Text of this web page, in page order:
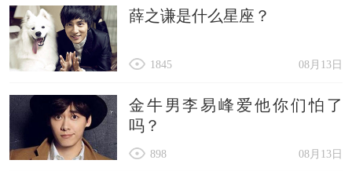
薛之谦是什么星座？
08月13日
1845
金牛男李易峰爱他你们怕了
吗？
08月13日
898